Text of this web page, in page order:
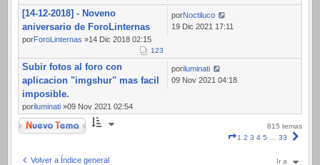
[14-12-2018] - Noveno
aniversario de ForoLinternas
porForoLinternas »14 Dic 2018 02:15
123
porNoctiluco
19 Dic 2021 17:11
Subir fotos al foro con
aplicacion "imgshur" mas facil
imposible.
poriluminati »09 Nov 2021 02:54
poriluminati
09 Nov 2021 04:18
Nuevo Tema
815 temas
Página
1 2 3 4 5 … 33
Volver a Índice general Ir a